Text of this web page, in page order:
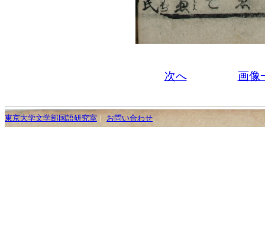
次へ 画像
東京大学文学部国語研究室 お問い合わせ